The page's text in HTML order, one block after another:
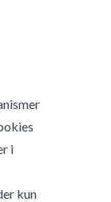
i
kun